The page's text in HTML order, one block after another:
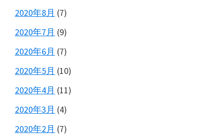
2020年8月 (7)
2020年7月 (9)
2020年6月 (7)
2020年5月 (10)
2020年4月 (11)
2020年3月 (4)
2020年2月 (7)